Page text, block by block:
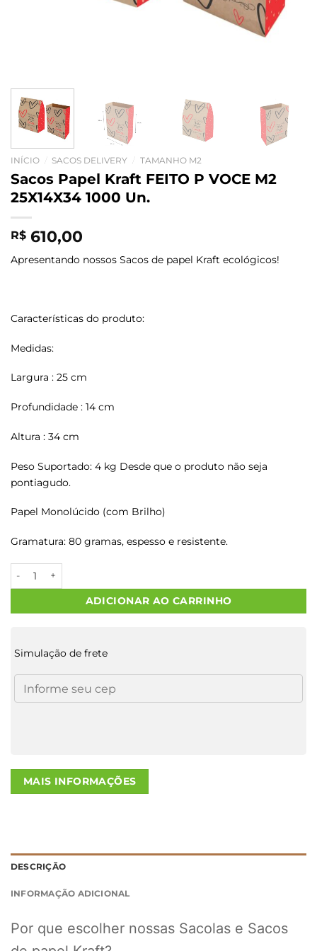
INÍCIO SACOS DELIVERY TAMANHO M2
Sacos Papel Kraft FEITO P VOCE M2
25X14X34 1000 Un.
R$ 610,00
Apresentando nossos Sacos de papel Kraft ecológicos!
Características do produto:
Medidas:
Largura : 25 cm
Profundidade : 14 cm
Altura : 34 cm
Peso Suportado: 4 kg Desde que o produto não seja
pontiagudo.
Papel Monolúcido (com Brilho)
Gramatura: 80 gramas, espesso e resistente.
ADICIONAR AO CARRINHO
Simulação de frete
MAIS INFORMAÇÕES
DESCRIÇÃO
INFORMAÇÃO ADICIONAL
Por que escolher nossas Sacolas e Sacos